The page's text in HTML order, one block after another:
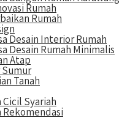
Rumah
Rumah
Desain Interior Rumah
Desain Rumah Minimalis
Atap
Sumur
Tanah
Syariah
Rekomendasi